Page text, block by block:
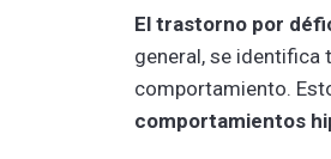
El trastorno por
general, se identifica
comportamiento.
comportamientos